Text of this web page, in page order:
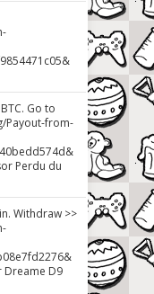
Go to
Payout-from-
Perdu du
Withdraw >>
D9